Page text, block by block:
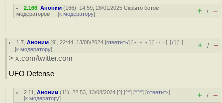
2.166 ,Аноним (166), 14:59, 28/01/2025Скрыто ботом-
модератором [к модератору] + / –
1.7 ,Аноним (9), 22:44, 13/08/2024 [ответить] [ ﹢﹢﹢] [ · · ·][↓] [↑]
[к модератору] + / –
> x.com/twitter.com
UFO Defense
2.11 ,Аноним (11), 22:53, 13/08/2024 [^] [^^] [^^^] [ответить]
[к модератору] + / –